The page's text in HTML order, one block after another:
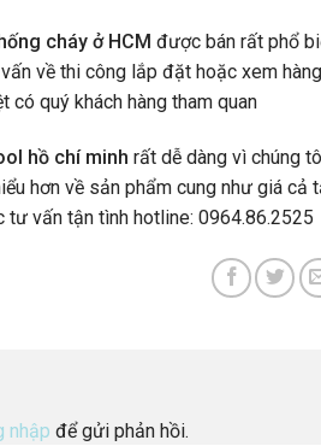
cháy ở HCM được bán rất phổ
về thi công lắp đặt hoặc xem
có quý khách hàng tham quan
hồ chí minh rất dễ dàng vì chúng
hơn về sản phẩm cung như giá
tư vấn tận tình hotline: 0964.86.2525
nhập để gửi phản hồi.